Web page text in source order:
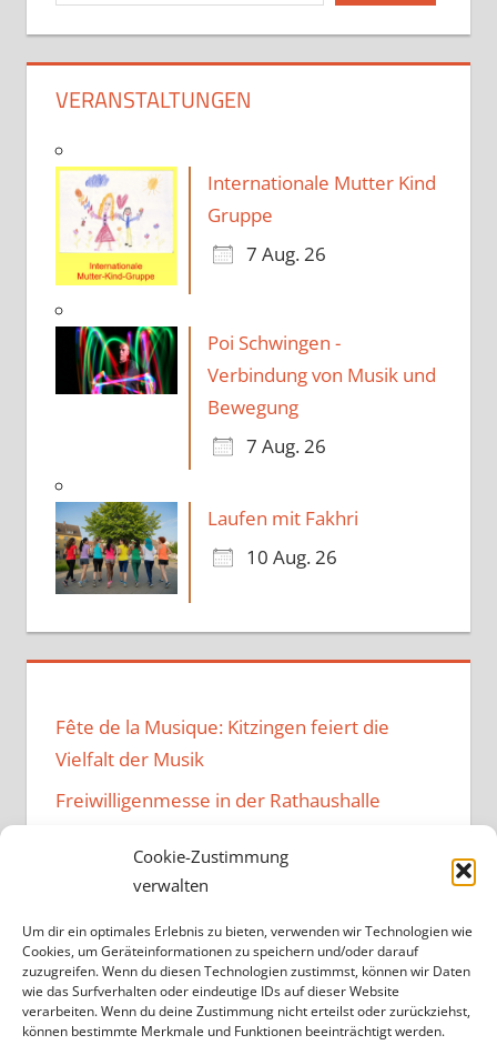
Cookie-Zustimmung
verwalten
Um dir ein optimales Erlebnis zu bieten, verwenden wir Technologien wie
Cookies, um Geräteinformationen zu speichern und/oder darauf
zuzugreifen. Wenn du diesen Technologien zustimmst, können wir Daten
wie das Surfverhalten oder eindeutige IDs auf dieser Website
verarbeiten. Wenn du deine Zustimmung nicht erteilst oder zurückziehst,
können bestimmte Merkmale und Funktionen beeinträchtigt werden.
VERANSTALTUNGEN
Internationale Mutter Kind
Gruppe
7 Aug. 26
Poi Schwingen -
Verbindung von Musik und
Bewegung
7 Aug. 26
Laufen mit Fakhri
10 Aug. 26
Fête de la Musique: Kitzingen feiert die
Vielfalt der Musik
Freiwilligenmesse in der Rathaushalle
Bürgerzentrum
Bürgerzentrum
Projekt „Brandheiß“ endet